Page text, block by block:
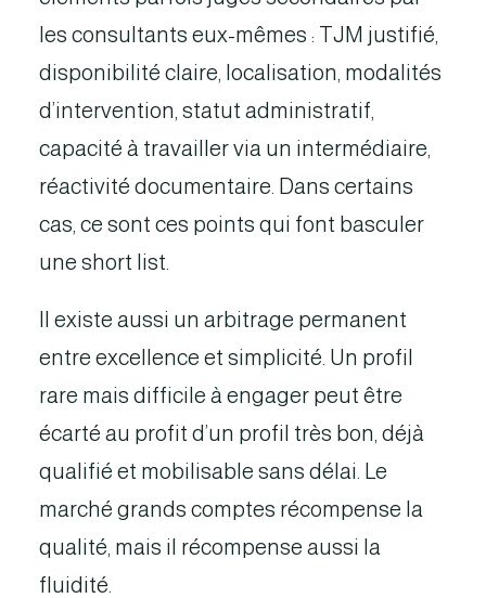
les consultants eux-mêmes : TJM justifié,
disponibilité claire, localisation, modalités
d’intervention, statut administratif,
capacité à travailler via un intermédiaire,
réactivité documentaire. Dans certains
cas, ce sont ces points qui font basculer
une short list.
Il existe aussi un arbitrage permanent
entre excellence et simplicité. Un profil
rare mais difficile à engager peut être
écarté au profit d’un profil très bon, déjà
qualifié et mobilisable sans délai. Le
marché grands comptes récompense la
qualité, mais il récompense aussi la
fluidité.